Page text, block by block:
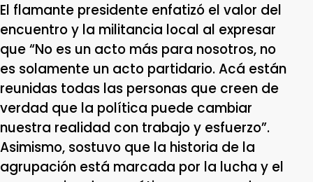
El flamante presidente enfatizó el valor del
encuentro y la militancia local al expresar
que “No es un acto más para nosotros, no
es solamente un acto partidario. Acá están
reunidas todas las personas que creen de
verdad que la política puede cambiar
nuestra realidad con trabajo y esfuerzo”.
Asimismo, sostuvo que la historia de la
agrupación está marcada por la lucha y el